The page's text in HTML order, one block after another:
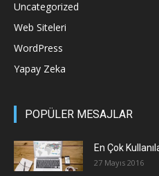
Uncategorized
Web Siteleri
WordPress
Yapay Zeka
POPÜLER MESAJLAR
En Çok
27 Mayıs 2016